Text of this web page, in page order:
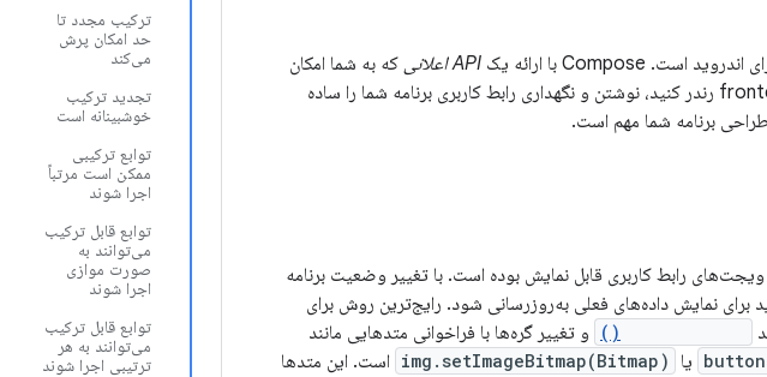
ترکیب مجدد تا
حد امکان پرش
می‌کند
تجدید ترکیب
خوشبینانه است
توابع ترکیبی
ممکن است مرتباً
اجرا شوند
توابع قابل ترکیب
می‌توانند به
صورت موازی
اجرا شوند
توابع قابل ترکیب
می‌توانند به هر
ترتیبی اجرا شوند
API اعلانی
که به شما امکان
می‌دهد رابط کاربری برنامه خود را بدون تغییر اجباری نماهای frontend رندر کنید، نوشتن و نگهداری رابط کاربری برنامه شما را ساده
طراحی برنامه شما مهم است.
رابط کاربری قابل نمایش بوده است. با تغییر وضعیت برنامه
برای نمایش داده‌های فعلی به‌روزرسانی شود. رایج‌ترین روش برای
و تغییر گره‌ها با فراخوانی متدهایی مانند
یا img.setImageBitmap(Bitmap) است. این متدها